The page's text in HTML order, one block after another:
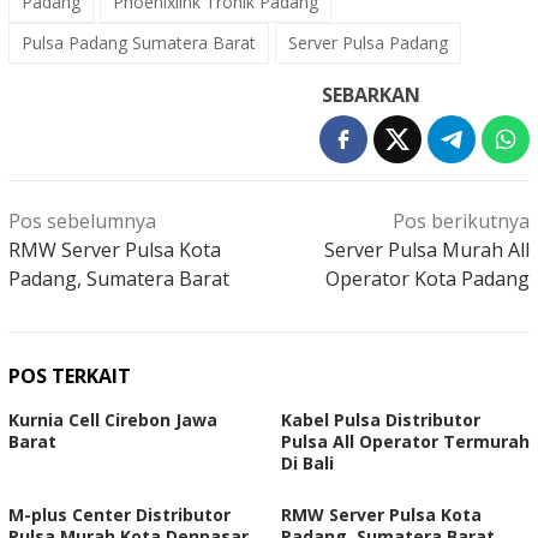
Pulsa Padang Sumatera Barat
Server Pulsa Padang
SEBARKAN
Navigasi
pos
Pos sebelumnya
RMW Server Pulsa Kota
Padang, Sumatera Barat
Pos berikutnya
Server Pulsa Murah All
Operator Kota Padang
POS TERKAIT
Kurnia Cell Cirebon Jawa
Barat
Kabel Pulsa Distributor
Pulsa All Operator Termurah
Di Bali
M-plus Center Distributor
RMW Server Pulsa Kota